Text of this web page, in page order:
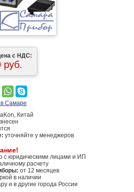
с НДС:
руб.
в Самаре
Китай
уточняйте у менеджеров
с юридическими лицами и ИП
расчету
от 12 месяцев
в наличии
и в другие города России